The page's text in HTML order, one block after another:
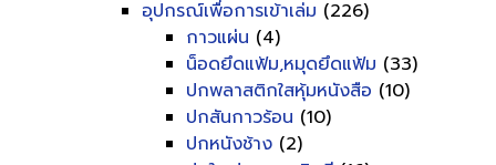
อุปกรณ์เพื่อการเข้าเล่ม (226)
กาวแผ่น (4)
น็อดยึดแฟ้ม,หมุดยึดแฟ้ม (33)
ปกพลาสติกใสหุ้มหนังสือ (10)
ปกสันกาวร้อน (10)
ปกหนังช้าง (2)